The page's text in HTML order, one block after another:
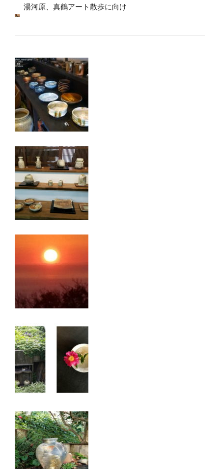
湯河原、真鶴アート散歩に向け